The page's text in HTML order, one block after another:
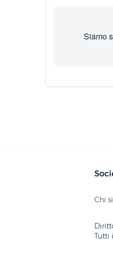
Siamo
Chi
Tutti